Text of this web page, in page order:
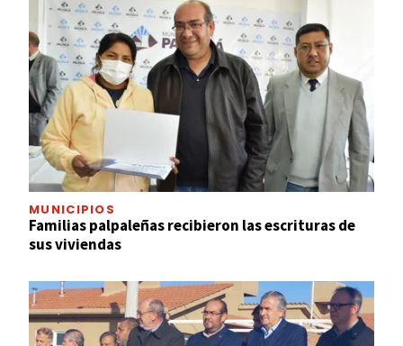
MUNICIPIOS
Familias palpaleñas recibieron las escrituras de
sus viviendas